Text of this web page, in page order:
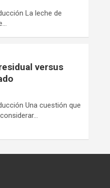
La leche de
versus
Una cuestión que